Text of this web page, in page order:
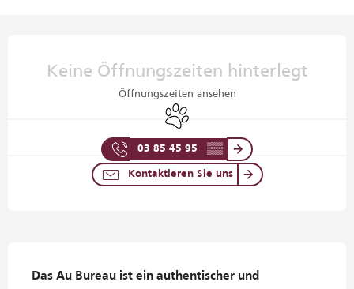
Keine Öffnungszeiten hinterlegt
Öffnungszeiten ansehen
Tiere erlaubt
03 85 45 95 ▒▒
Kontaktieren Sie uns
Das Au Bureau ist ein authentischer und